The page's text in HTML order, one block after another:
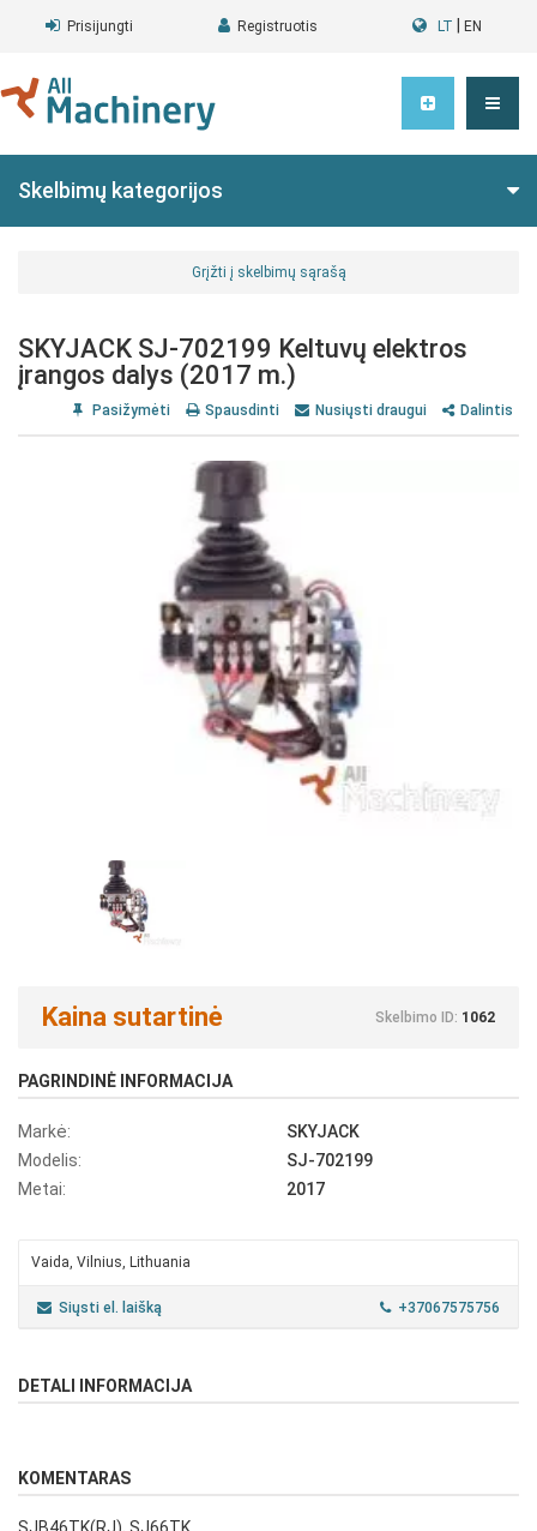
Prisijungti Registruotis LT EN
Skelbimų kategorijos
Grįžti į skelbimų sąrašą
SKYJACK SJ-702199 Keltuvų elektros
įrangos dalys (2017 m.)
Pasižymėti Spausdinti Nusiųsti draugui Dalintis
Kaina sutartinė Skelbimo ID: 1062
PAGRINDINĖ INFORMACIJA
Markė:
SKYJACK
Modelis:
SJ-702199
Metai:
2017
Vaida, Vilnius, Lithuania
Siųsti el. laišką +37067575756
DETALI INFORMACIJA
KOMENTARAS